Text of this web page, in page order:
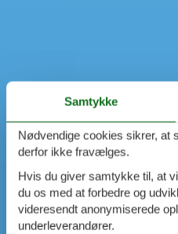
Samtykke
Nødvendige cookies sikrer, at
derfor ikke fravælges.
Hvis du giver samtykke til, at
du os med at forbedre og
videresendt anonymiserede
underleverandører.